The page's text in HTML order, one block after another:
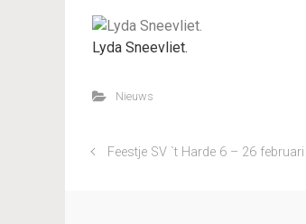
Lyda Sneevliet.
Nieuws
Feestje SV `t Harde 6 – 26 februari